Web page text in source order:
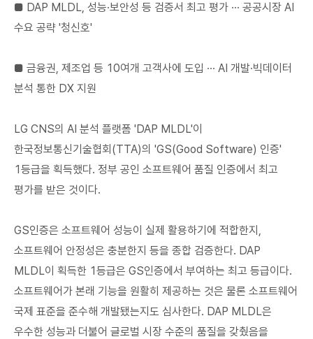
■ DAP MLDL, 성능∙보안성 등 검증서 최고 평가 ∙∙∙ 공공시장 AI
수요 공략 '청신호'
■ 금융권, 제조업 등 10여개 고객사에 도입 ∙∙∙ AI 개발∙빅데이터
분석 통한 DX 지원
LG CNS의 AI 분석 플랫폼 'DAP MLDL'이
한국정보통신기술협회(TTA)의 'GS(Good Software) 인증'
1등급을 획득했다. 정부 공인 소프트웨어 품질 인증에서 최고
평가를 받은 것이다.
GS인증은 소프트웨어 성능이 실제 활용하기에 적합한지,
소프트웨어 안정성은 충분한지 등을 종합 검증한다. DAP
MLDL이 획득한 1등급은 GS인증에서 부여하는 최고 등급이다.
소프트웨어가 본래 기능을 원활히 제공하는 것은 물론 소프트웨어
국제 표준을 준수해 개발됐는지도 심사한다. DAP MLDL은
우수한 성능과 더불어 글로벌 시장 수준의 품질을 갖췄음을